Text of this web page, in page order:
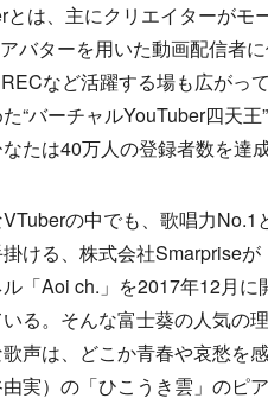
は、主にクリエイターがモ
バターを用いた動画配信者
など活躍する場も広がっ
“バーチャルYouTuber四天
たは40万人の登録者数を達
の中でも、歌唱力No.1
ける、株式会社Smarprise
「Aoi ch.」を2017年12月
る。そんな富士葵の人気の
声は、どこか青春や哀愁を
由実）の「ひこうき雲」の